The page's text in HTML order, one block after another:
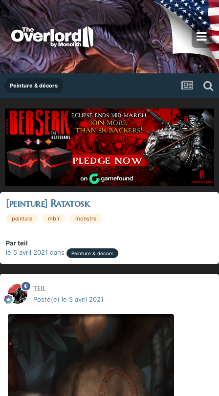
Peinture & décors
[peinture] Ratatosk
peinture mb:r monstre
Parteil
le 5 avril 2021 dans Peinture & décors
teil
Posté(e) le 5 avril 2021